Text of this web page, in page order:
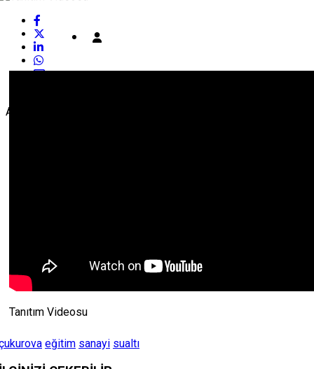
ABONE OL
Tanıtım Videosu
eğitim sanayi sualtı